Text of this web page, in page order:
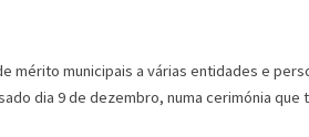
mérito municipais a várias entidades e
dia 9 de dezembro, numa cerimónia